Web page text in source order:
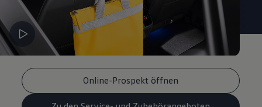
Online-Prospekt öffnen